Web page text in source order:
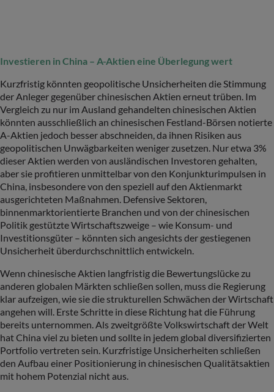
Investieren in China – A-Aktien eine Überlegung wert
Kurzfristig könnten geopolitische Unsicherheiten die Stimmung
der Anleger gegenüber chinesischen Aktien erneut trüben. Im
Vergleich zu nur im Ausland gehandelten chinesischen Aktien
könnten ausschließlich an chinesischen Festland-Börsen notierte
A-Aktien jedoch besser abschneiden, da ihnen Risiken aus
geopolitischen Unwägbarkeiten weniger zusetzen. Nur etwa 3%
dieser Aktien werden von ausländischen Investoren gehalten,
aber sie profitieren unmittelbar von den Konjunkturimpulsen in
China, insbesondere von den speziell auf den Aktienmarkt
ausgerichteten Maßnahmen. Defensive Sektoren,
binnenmarktorientierte Branchen und von der chinesischen
Politik gestützte Wirtschaftszweige – wie Konsum- und
Investitionsgüter – könnten sich angesichts der gestiegenen
Unsicherheit überdurchschnittlich entwickeln.
Wenn chinesische Aktien langfristig die Bewertungslücke zu
anderen globalen Märkten schließen sollen, muss die Regierung
klar aufzeigen, wie sie die strukturellen Schwächen der Wirtschaft
angehen will. Erste Schritte in diese Richtung hat die Führung
bereits unternommen. Als zweitgrößte Volkswirtschaft der Welt
hat China viel zu bieten und sollte in jedem global diversifizierten
Portfolio vertreten sein. Kurzfristige Unsicherheiten schließen
den Aufbau einer Positionierung in chinesischen Qualitätsaktien
mit hohem Potenzial nicht aus.